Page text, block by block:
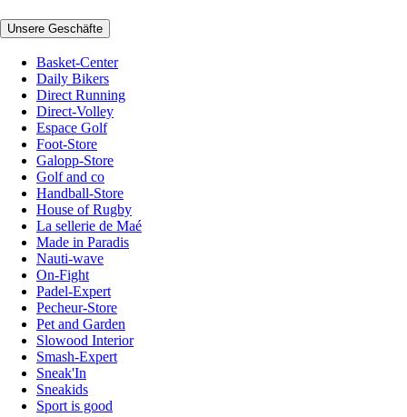
Unsere Geschäfte
Basket-Center
Daily Bikers
Direct Running
Direct-Volley
Espace Golf
Foot-Store
Galopp-Store
Golf and co
Handball-Store
House of Rugby
La sellerie de Maé
Made in Paradis
Nauti-wave
On-Fight
Padel-Expert
Pecheur-Store
Pet and Garden
Slowood Interior
Smash-Expert
Sneak'In
Sneakids
Sport is good